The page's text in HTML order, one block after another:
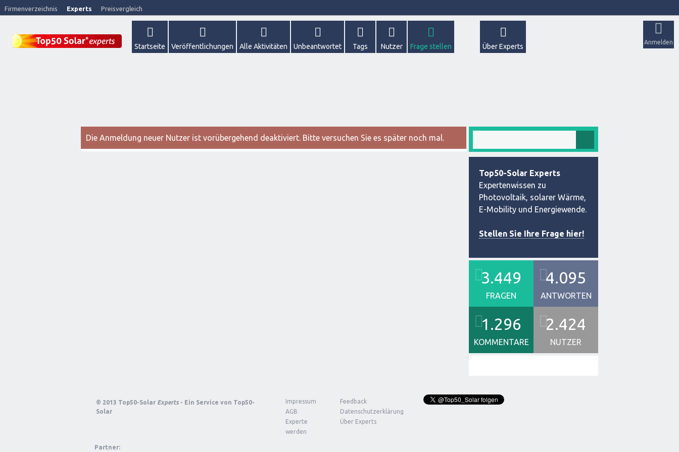
Firmenverzeichnis Experts Preisvergleich
Anmelden
Startseite Veröffentlichungen Alle Aktivitäten Unbeantwortet Tags Nutzer Frage stellen Über Experts
Die Anmeldung neuer Nutzer ist vorübergehend deaktiviert. Bitte versuchen Sie es später noch mal.
Top50-Solar Experts
Expertenwissen zu
Photovoltaik, solarer Wärme,
E-Mobility und Energiewende.
Stellen Sie Ihre Frage hier!
3.449
FRAGEN
4.095
ANTWORTEN
1.296
KOMMENTARE
2.424
NUTZER
© 2013 Top50-Solar Experts - Ein Service von Top50-
Solar
Impressum
Feedback
AGB
Datenschutzerklärung
Experte
werden
Über Experts
Partner: